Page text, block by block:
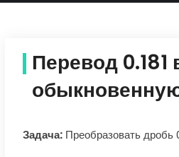
Перевод 0.181
Задача:Преобразовать дробь